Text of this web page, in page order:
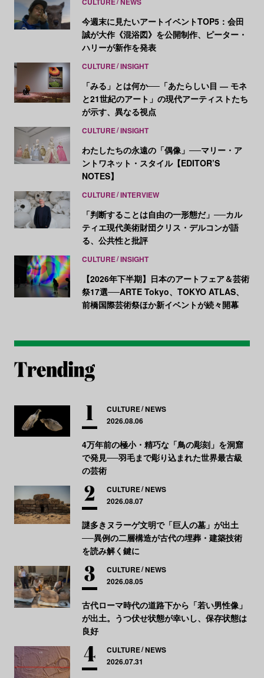
今週末に見たいアートイベントTOP5：会田
誠が大作《混浴図》を公開制作、ピーター・
ハリーが新作を発表
CULTURE INSIGHT
「みる」とは何か──「あたらしい目 ― モネ
と21世紀のアート」の現代アーティストたち
が示す、異なる視点
CULTURE INSIGHT
わたしたちの永遠の「偶像」──マリー・ア
ントワネット・スタイル【EDITOR’S
NOTES】
CULTURE INTERVIEW
「判断することは自由の一形態だ」──カル
ティエ現代美術財団クリス・デルコンが語
る、公共性と批評
CULTURE INSIGHT
【2026年下半期】日本のアートフェア＆芸術
祭17選──ARTE Tokyo、TOKYO ATLAS、
前橋国際芸術祭ほか新イベントが続々開幕
CULTURE NEWS
2026.08.06
4万年前の極小・精巧な「鳥の彫刻」を洞窟
で発見──羽毛まで彫り込まれた世界最古級
の芸術
CULTURE NEWS
2026.08.07
謎多きヌラーゲ文明で「巨人の墓」が出土
──異例の二層構造が古代の埋葬・建築技術
を読み解く鍵に
CULTURE NEWS
2026.08.05
古代ローマ時代の道路下から「若い男性像」
が出土。うつ伏せ状態が幸いし、保存状態は
良好
CULTURE NEWS
2026.07.31